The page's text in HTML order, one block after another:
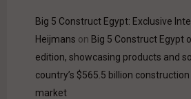
Big 5 Construct Egypt: Exclusive
Heijmans on Big 5 Construct Egypt
edition, showcasing products and
country’s $565.5 billion
market